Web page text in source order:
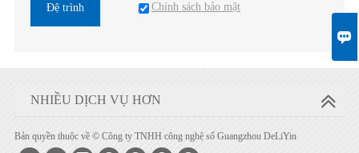

Đệ trình Chính sách bảo mật
NHIỀU DỊCH VỤ HƠN
Bản quyền thuộc về © Công ty TNHH công nghệ số Guangzhou DeLiYin